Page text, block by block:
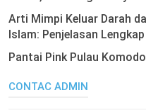
Arti Mimpi Keluar Darah
Islam: Penjelasan
Pantai Pink Pulau
CONTAC ADMIN